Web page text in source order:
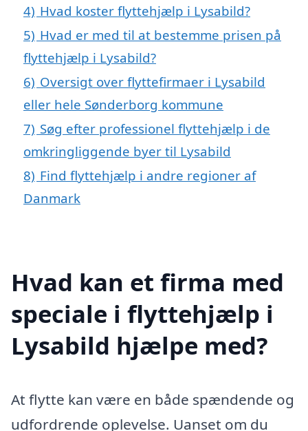
4) Hvad koster flyttehjælp i Lysabild?
5) Hvad er med til at bestemme prisen på
flyttehjælp i Lysabild?
6) Oversigt over flyttefirmaer i Lysabild
eller hele Sønderborg kommune
7) Søg efter professionel flyttehjælp i de
omkringliggende byer til Lysabild
8) Find flyttehjælp i andre regioner af
Danmark
Hvad kan et firma med
speciale i flyttehjælp i
Lysabild hjælpe med?
At flytte kan være en både spændende og
udfordrende oplevelse. Uanset om du